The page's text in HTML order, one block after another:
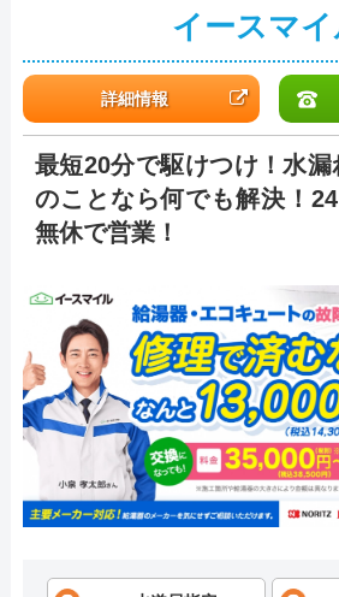
イースマ
詳細情報
最短20分で駆けつけ！水
のことなら何でも解決！
無休で営業！